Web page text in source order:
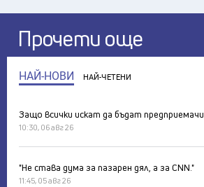
Прочети още
НАЙ-НОВИ НАЙ-ЧЕТЕНИ
Защо всички искат да бъдат предприемачи
10:30, 06 авг 26
"Не става дума за пазарен дял, а за CNN."
11:45, 05 авг 26